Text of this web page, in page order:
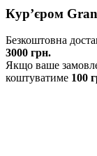
Кур’єром
Безкоштовна
3000 грн.
Якщо ваше
коштуватиме 100